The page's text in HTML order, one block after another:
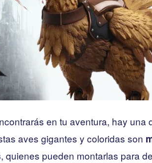
en tu aventura, hay una
aves gigantes y coloridas son
, quienes pueden montarlas para